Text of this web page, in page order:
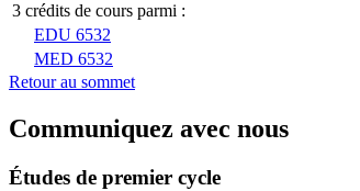
3 crédits de cours parmi :
EDU 6532
MED 6532
Retour au sommet
Communiquez avec nous
Études de premier cycle